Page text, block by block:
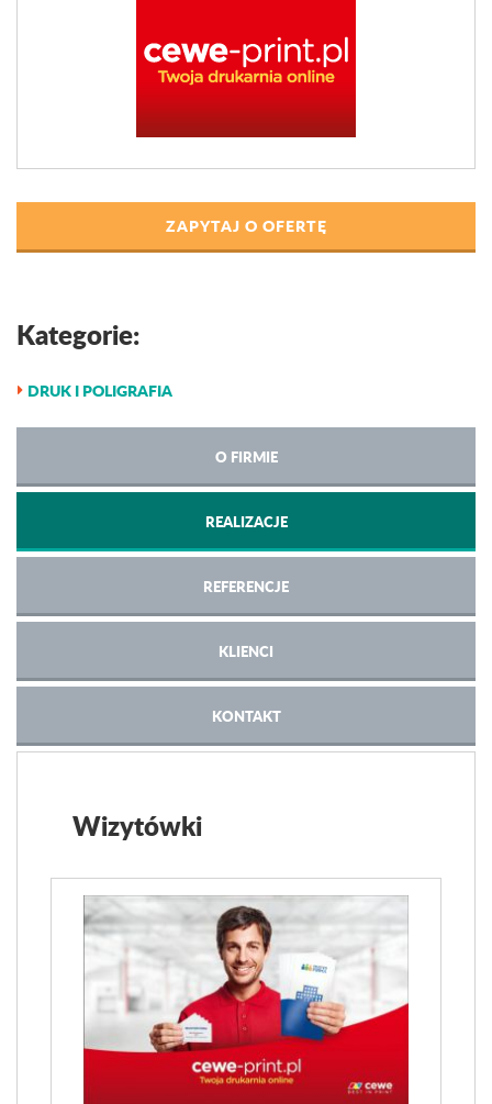
ZAPYTAJ O OFERTĘ
Kategorie:
DRUK I POLIGRAFIA
O FIRMIE
REALIZACJE
REFERENCJE
KLIENCI
KONTAKT
Wizytówki